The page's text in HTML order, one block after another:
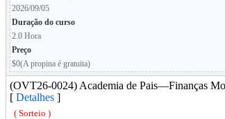
2026/09/05
Duração do curso
2.0 Hora
Preço
$0(A propina é gratuita)
(OVT26-0024) Academia de Pais―Finanças
[ Detalhes ]
( Sorteio )